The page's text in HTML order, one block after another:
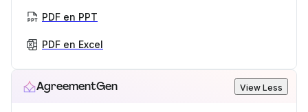
PDF en PPT
PDF en Excel
AgreementGen View Less